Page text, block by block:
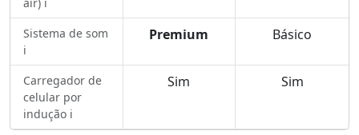
Sistema de som
ℹ️
Premium Básico
Carregador de
celular por
indução ℹ️
Sim Sim